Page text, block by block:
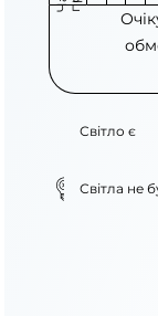
Світло є
Світла не